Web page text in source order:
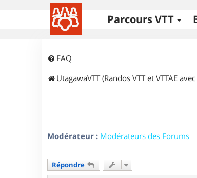
Parcours VTT
FAQ
UtagawaVTT (Randos VTT et VTTAE
Modérateur : Modérateurs des Forums
Répondre